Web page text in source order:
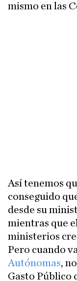
mismo en las
Así tenemos
conseguido
desde su
mientras que
ministerios
Pero cuando
Autónomas,
Gasto Público